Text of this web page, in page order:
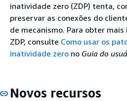
inatividade zero (ZDP) tenta,
preservar as conexões do
de mecanismo. Para obter
ZDP, consulte Como usar os
inatividade zero no Guia do
Novos recursos